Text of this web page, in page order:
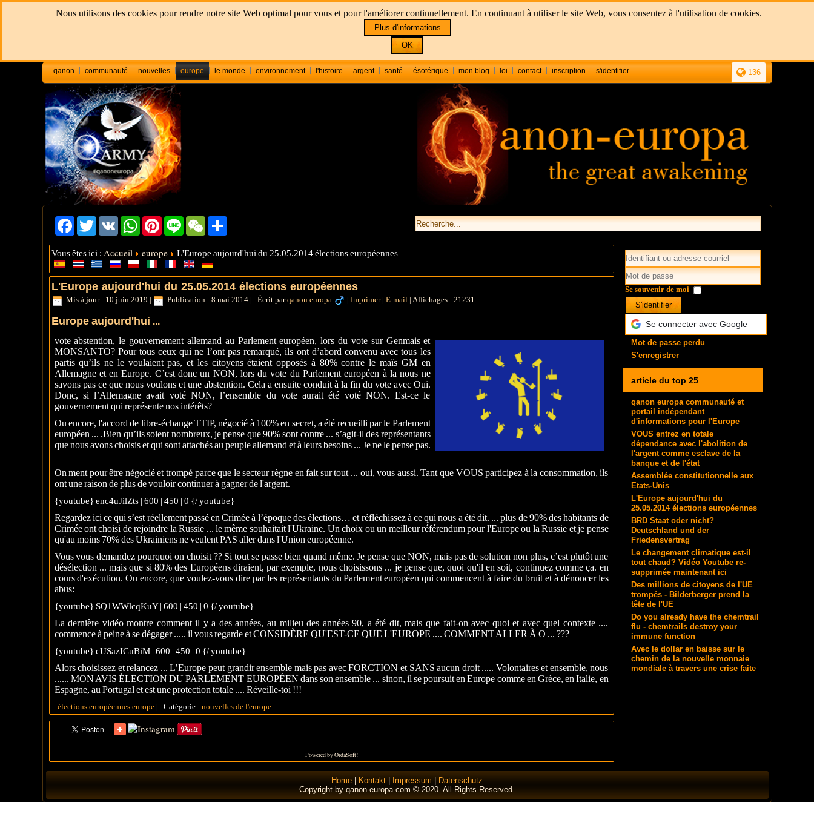
Nous utilisons des cookies pour rendre notre site Web optimal pour vous et pour l'améliorer continuellement. En continuant à utiliser le site Web, vous consentez à l'utilisation de cookies.
Plus d'informations
OK
136
qanon communauté nouvelles europe le monde environnement l'histoire argent santé ésotérique mon blog loi contact inscription s'identifier
Facebook
Twitter VK WhatsAppPinterestLine WeChat
Vous êtes ici : Accueil europe L'Europe aujourd'hui du 25.05.2014 élections européennes
L'Europe aujourd'hui du 25.05.2014 élections européennes
Mis à jour : 10 juin 2019 | Publication : 8 mai 2014| Écrit parqanon europa | Imprimer | E-mail | Affichages : 21231
Europe aujourd'hui ...
vote abstention, le gouvernement allemand au Parlement européen, lors du vote sur Genmais et
MONSANTO? Pour tous ceux qui ne l’ont pas remarqué, ils ont d’abord convenu avec tous les
partis qu’ils ne le voulaient pas, et les citoyens étaient opposés à 80% contre le maïs GM en
Allemagne et en Europe. C’est donc un NON, lors du vote du Parlement européen à la nous ne
savons pas ce que nous voulons et une abstention. Cela a ensuite conduit à la fin du vote avec Oui.
Donc, si l’Allemagne avait voté NON, l’ensemble du vote aurait été voté NON. Est-ce le
gouvernement qui représente nos intérêts?
Ou encore, l'accord de libre-échange TTIP, négocié à 100% en secret, a été recueilli par le Parlement
européen ... .Bien qu’ils soient nombreux, je pense que 90% sont contre ... s’agit-il des représentants
que nous avons choisis et qui sont attachés au peuple allemand et à leurs besoins ... Je ne le pense pas.
On ment pour être négocié et trompé parce que le secteur règne en fait sur tout ... oui, vous aussi. Tant que VOUS participez à la consommation, ils
ont une raison de plus de vouloir continuer à gagner de l'argent.
{youtube} enc4uJilZts | 600 | 450 | 0 {/ youtube}
Regardez ici ce qui s’est réellement passé en Crimée à l’époque des élections… et réfléchissez à ce qui nous a été dit. ... plus de 90% des habitants de
Crimée ont choisi de rejoindre la Russie ... le même souhaitait l'Ukraine. Un choix ou un meilleur référendum pour l'Europe ou la Russie et je pense
qu'au moins 70% des Ukrainiens ne veulent PAS aller dans l'Union européenne.
Vous vous demandez pourquoi on choisit ?? Si tout se passe bien quand même. Je pense que NON, mais pas de solution non plus, c’est plutôt une
désélection ... mais que si 80% des Européens diraient, par exemple, nous choisissons ... je pense que, quoi qu'il en soit, continuez comme ça. en
cours d'exécution. Ou encore, que voulez-vous dire par les représentants du Parlement européen qui commencent à faire du bruit et à dénoncer les
abus:
{youtube} SQ1WWlcqKuY | 600 | 450 | 0 {/ youtube}
La dernière vidéo montre comment il y a des années, au milieu des années 90, a été dit, mais que fait-on avec quoi et avec quel contexte ....
commence à peine à se dégager ..... il vous regarde et CONSIDÈRE QU'EST-CE QUE L'EUROPE .... COMMENT ALLER À O ... ???
{youtube} cUSazICuBiM | 600 | 450 | 0 {/ youtube}
Alors choisissez et relancez ... L’Europe peut grandir ensemble mais pas avec FORCTION et SANS aucun droit ..... Volontaires et ensemble, nous
...... MON AVIS ÉLECTION DU PARLEMENT EUROPÉEN dans son ensemble ... sinon, il se poursuit en Europe comme en Grèce, en Italie, en
Espagne, au Portugal et est une protection totale .... Réveille-toi !!!
élections européennes europe | Catégorie : nouvelles de l'europe
Powered by OrdaSoft!
Se souvenir de moi
S'identifier
Se connecter avec Google
Mot de passe perdu
S'enregistrer
article du top 25
qanon europa communauté et
portail indépendant
d'informations pour l'Europe
VOUS entrez en totale
dépendance avec l'abolition de
l'argent comme esclave de la
banque et de l'état
Assemblée constitutionnelle aux
Etats-Unis
L'Europe aujourd'hui du
25.05.2014 élections européennes
BRD Staat oder nicht?
Deutschland und der
Friedensvertrag
Le changement climatique est-il
tout chaud? Vidéo Youtube re-
supprimée maintenant ici
Des millions de citoyens de l'UE
trompés - Bilderberger prend la
tête de l'UE
Do you already have the chemtrail
flu - chemtrails destroy your
immune function
Avec le dollar en baisse sur le
chemin de la nouvelle monnaie
mondiale à travers une crise faite
Home Kontakt Impressum
Datenschutz
Copyright by qanon-europa.com © 2020. All Rights Reserved.